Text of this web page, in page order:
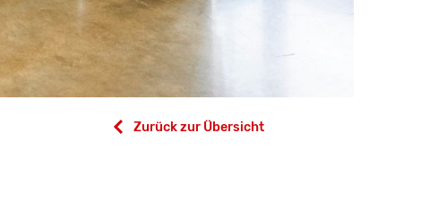
Zurück zur Übersicht